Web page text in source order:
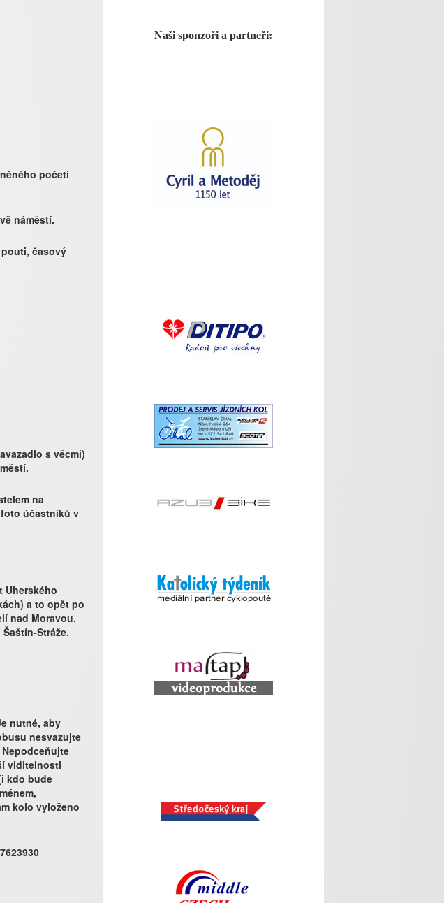
početí
náměstí.
časový
s věcmi)
na
účastníků v
Uherského
a to opět po
nad Moravou,
Stráže.
nutné, aby
nesvazujte
viditelnosti
kdo bude
kolo vyloženo
Naši sponzoři a partneři: